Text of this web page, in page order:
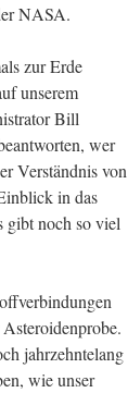
NASA.
zur Erde
unserem
Bill
wer
Verständnis von
in das
gibt noch so viel
jahrzehntelang
wie unser